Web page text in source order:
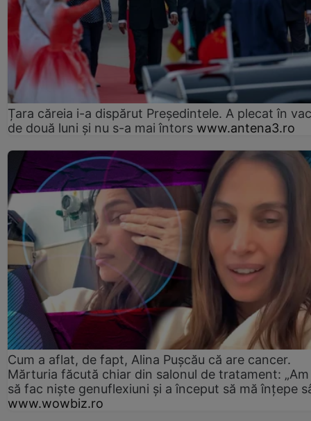
Țara căreia i-a dispărut Președintele. A plecat în
de două luni și nu s-a mai întors www.antena3.ro
Cum a aflat, de fapt, Alina Pușcău că are cancer.
Mărturia făcută chiar din salonul de tratament:
să fac niște genuflexiuni și a început să mă înțepe
www.wowbiz.ro